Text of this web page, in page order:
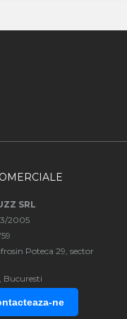
SRL
2005
Poteca 29, sector
Bucuresti
ne